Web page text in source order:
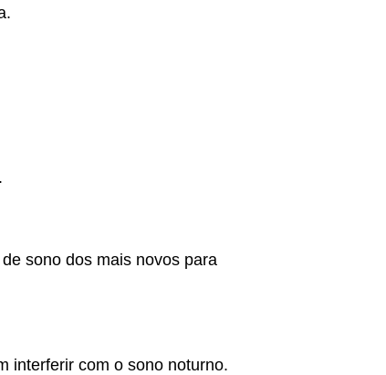
sono dos mais novos para
interferir com o sono noturno.